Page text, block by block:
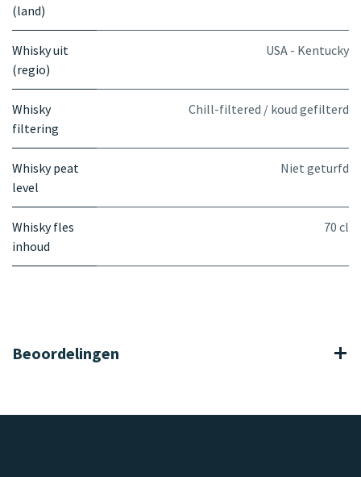
(land)
Whisky uit
(regio)
USA - Kentucky
Whisky
filtering
Chill-filtered / koud gefilterd
Whisky peat
level
Niet geturfd
Whisky fles
inhoud
70 cl
Beoordelingen